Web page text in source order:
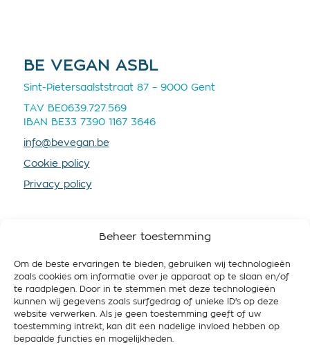
Beheer toestemming
Om de beste ervaringen te bieden, gebruiken wij technologieën
zoals cookies om informatie over je apparaat op te slaan en/of
te raadplegen. Door in te stemmen met deze technologieën
kunnen wij gegevens zoals surfgedrag of unieke ID's op deze
website verwerken. Als je geen toestemming geeft of uw
toestemming intrekt, kan dit een nadelige invloed hebben op
bepaalde functies en mogelijkheden.
BE VEGAN ASBL
Sint-Pietersaalststraat 87 – 9000 Gent
TAV BE0639.727.569
IBAN BE33 7390 1167 3646
info@bevegan.be
Cookie policy
Privacy policy
SOUTENEZ-NOUS
En devenant membre vous nous fournissez plus de
ressources, afin que nous puissions mieux
promouvoir le véganisme et travailler pour une
Belgique respectueuse de l’animal, des gens et de